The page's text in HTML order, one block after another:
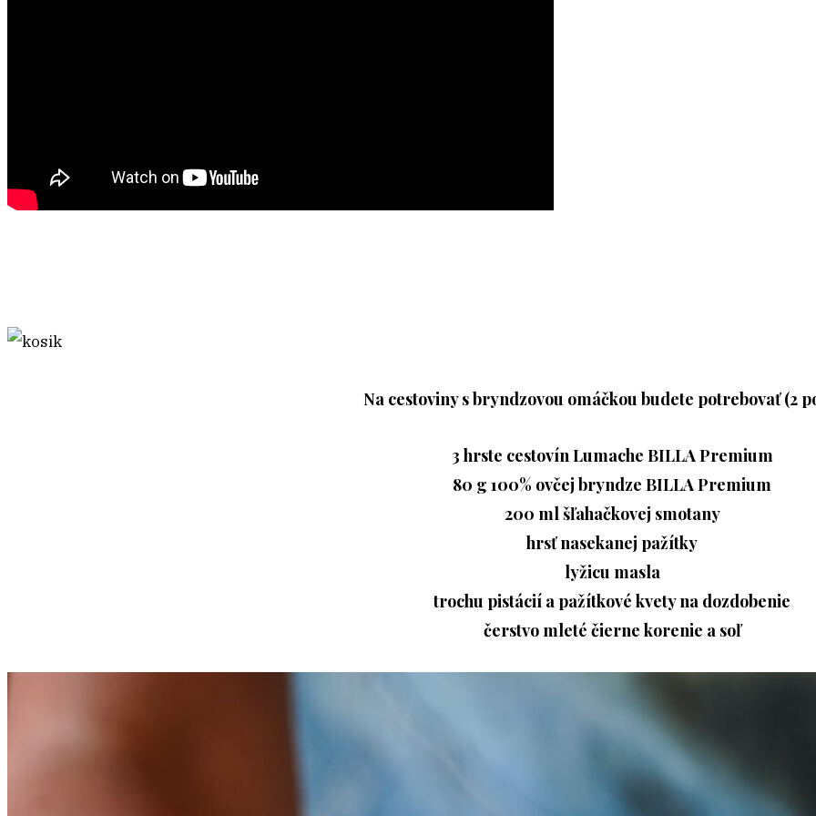
Na cestoviny s bryndzovou omáčkou budete potrebovať (2
3 hrste cestovín Lumache BILLA Premium
80 g 100% ovčej bryndze BILLA Premium
200 ml šľahačkovej smotany
hrsť nasekanej pažítky
lyžicu masla
trochu pistácií a pažítkové kvety na dozdobenie
čerstvo mleté čierne korenie a soľ